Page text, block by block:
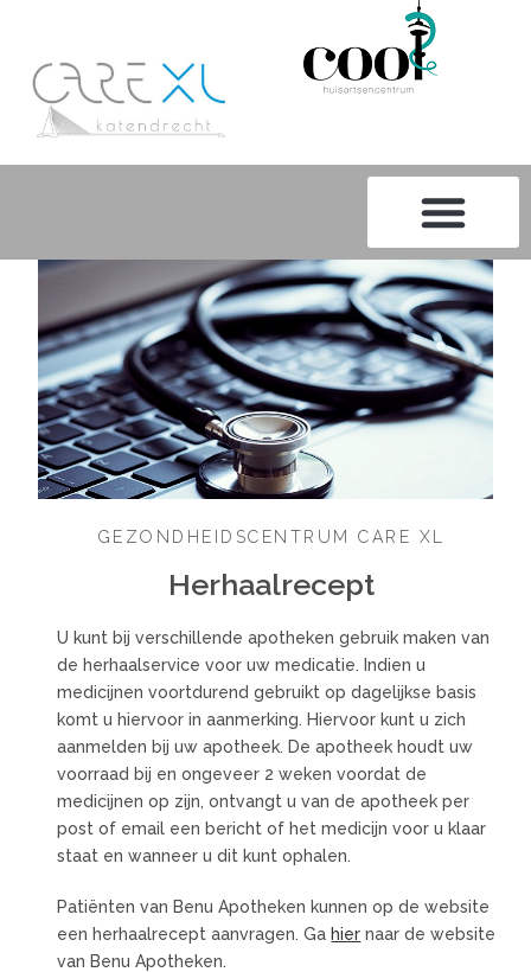
GEZONDHEIDSCENTRUM CARE XL
Herhaalrecept
U kunt bij verschillende apotheken gebruik maken van
de herhaalservice voor uw medicatie. Indien u
medicijnen voortdurend gebruikt op dagelijkse basis
komt u hiervoor in aanmerking. Hiervoor kunt u zich
aanmelden bij uw apotheek. De apotheek houdt uw
voorraad bij en ongeveer 2 weken voordat de
medicijnen op zijn, ontvangt u van de apotheek per
post of email een bericht of het medicijn voor u klaar
staat en wanneer u dit kunt ophalen.
Patiënten van Benu Apotheken kunnen op de website
een herhaalrecept aanvragen. Ga hier naar de website
van Benu Apotheken.